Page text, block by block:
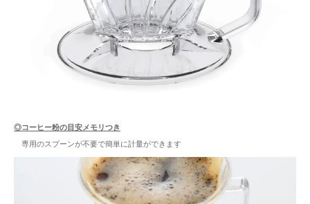
◎コーヒー粉の目安メモリつき
専用のスプーンが不要で簡単に計量ができます